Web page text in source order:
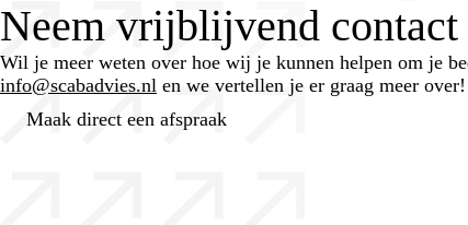
Neem vrijblijvend contact
Wil je meer weten over hoe wij je kunnen helpen om je
info@scabadvies.nl en we vertellen je er graag meer
Maak direct een afspraak